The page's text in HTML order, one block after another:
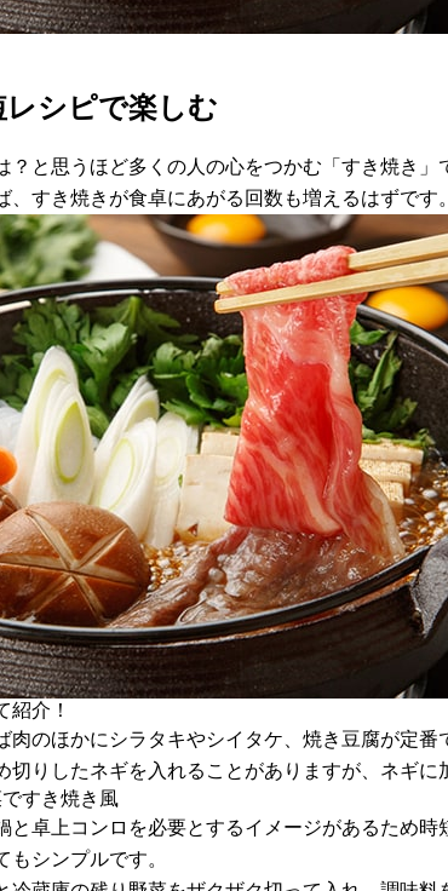
シピで楽しむ
？と思うほど多くの人の心をつかむ「すき焼き
、すき焼きが食卓にあがる回数も増えるはずで
紹介！
肉のほかにシラタキやシイタケ、焼き豆腐が定
切りしたネギを入れることがありますが、ネギ
すき焼き風
と卓上コンロを必要とするイメージがあるため
もシンプルです。